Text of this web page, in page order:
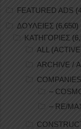
FEATURED ADS
ΔΟΥΛΕΙΕΣ (6,650)
ΚΑΤΗΓΟΡΙΕΣ
ALL
ARCHIVE /
COMPANIES
–
– RE/